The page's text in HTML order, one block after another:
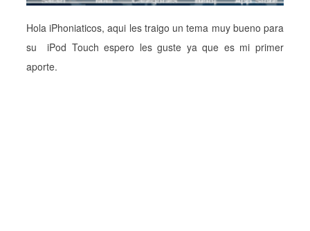
Hola iPhoniaticos, aqui les traigo un tema muy bueno para
su iPod Touch espero les guste ya que es mi primer
aporte.